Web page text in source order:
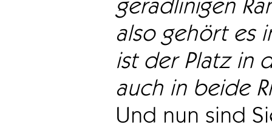
geradlinigen
also gehört es
ist der Platz in
auch in beide
Und nun sind